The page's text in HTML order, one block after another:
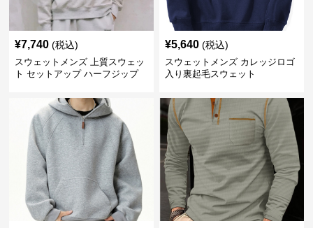
¥7,740 (税込)
スウェットメンズ 上質スウェッ
ト セットアップ ハーフジップ
¥5,640 (税込)
スウェットメンズ カレッジロゴ
入り裏起毛スウェット